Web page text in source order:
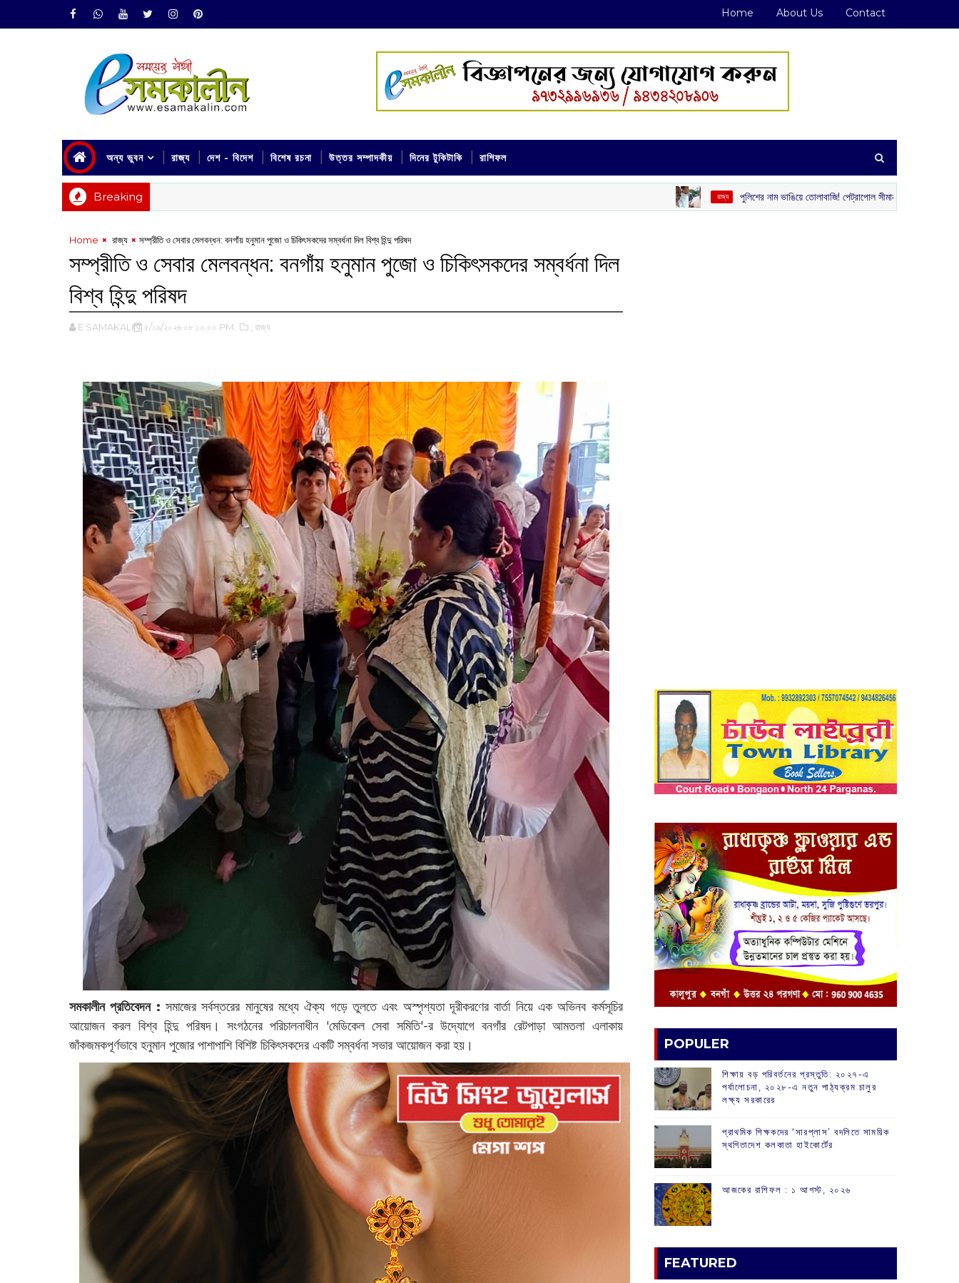
Home About Us Contact
অন্য ভুবন রাজ্য দেশ - বিদেশ বিশেষ রচনা উত্তর সম্পাদকীয় দিনের টুকিটাকি রাশিফল
Breaking পুলিশের নাম ভাঙিয়ে তোলাবাজি! পেট্রাপোল সীমান্ত এলাকা থেকে গ্রেপ্তার দুই দুষ্কৃতী
Home ‌ রাজ্য সম্প্রীতি ও সেবার মেলবন্ধন: বনগাঁয় হনুমান পুজো ও চিকিৎসকদের সম্বর্ধনা দিল বিশ্ব হিন্দু পরিষদ
সম্প্রীতি ও সেবার মেলবন্ধন: বনগাঁয় হনুমান পুজো ও চিকিৎসকদের সম্বর্ধনা দিল
বিশ্ব হিন্দু পরিষদ
E SAMAKALIN ৫/১৯/২০২৬ ০৮:১০:০০ PM ,‌ রাজ্য
সমকালীন প্রতিবেদন : সমাজের সর্বস্তরের মানুষের মধ্যে ঐক্য গড়ে তুলতে এবং অস্পৃশ্যতা দূরীকরণের বার্তা নিয়ে এক অভিনব কর্মসূচির
আয়োজন করল বিশ্ব হিন্দু পরিষদ। সংগঠনের পরিচালনাধীন 'মেডিকেল সেবা সমিতি'-র উদ্যোগে বনগাঁর রেটপাড়া আমতলা এলাকায়
জাঁকজমকপূর্ণভাবে হনুমান পুজোর পাশাপাশি বিশিষ্ট চিকিৎসকদের একটি সম্বর্ধনা সভার আয়োজন করা হয়।
POPULER
শিক্ষায় বড় পরিবর্তনের প্রস্তুতি: ২০২৭-এ
পর্যালোচনা, ২০২৮-এ নতুন পাঠ্যক্রম চালুর
লক্ষ্য সরকারের
প্রাথমিক শিক্ষকদের ‘সারপ্লাস’ বদলিতে সাময়িক
স্থগিতাদেশ কলকাতা হাইকোর্টের
আজকের রাশিফল :‌ ‌‌১ আগস্ট, ২০২৬
FEATURED